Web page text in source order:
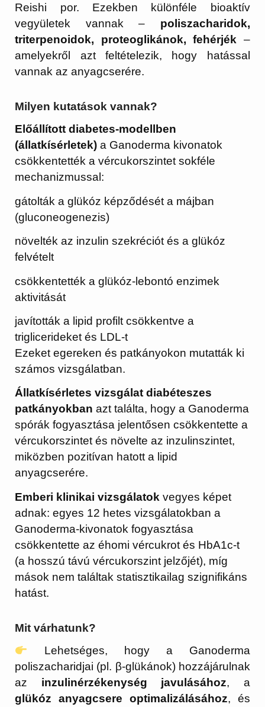
Reishi por. Ezekben különféle bioaktív
vegyületek vannak – poliszacharidok,
triterpenoidok, proteoglikánok, fehérjék –
amelyekről azt feltételezik, hogy hatással
vannak az anyagcserére.
Milyen kutatások vannak?
Előállított diabetes-modellben
(állatkísérletek) a Ganoderma kivonatok
csökkentették a vércukorszintet sokféle
mechanizmussal:
gátolták a glükóz képződését a májban
(gluconeogenezis)
növelték az inzulin szekréciót és a glükóz
felvételt
csökkentették a glükóz-lebontó enzimek
aktivitását
javították a lipid profilt csökkentve a
triglicerideket és LDL-t
Ezeket egereken és patkányokon mutatták ki
számos vizsgálatban.
Állatkísérletes vizsgálat diabéteszes
patkányokban azt találta, hogy a Ganoderma
spórák fogyasztása jelentősen csökkentette a
vércukorszintet és növelte az inzulinszintet,
miközben pozitívan hatott a lipid
anyagcserére.
Emberi klinikai vizsgálatok vegyes képet
adnak: egyes 12 hetes vizsgálatokban a
Ganoderma-kivonatok fogyasztása
csökkentette az éhomi vércukrot és HbA1c-t
(a hosszú távú vércukorszint jelzőjét), míg
mások nem találtak statisztikailag szignifikáns
hatást.
Mit várhatunk?
Lehetséges, hogy a Ganoderma
poliszacharidjai (pl. β-glükánok) hozzájárulnak
az inzulinérzékenység javulásához, a
glükóz anyagcsere optimalizálásához, és